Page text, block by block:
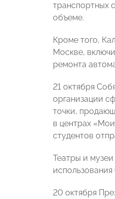
транспортных
объеме.
Кроме того,
Москве,
ремонта
21 октября
организации
точки,
в центрах
студентов
Театры и
20 октября